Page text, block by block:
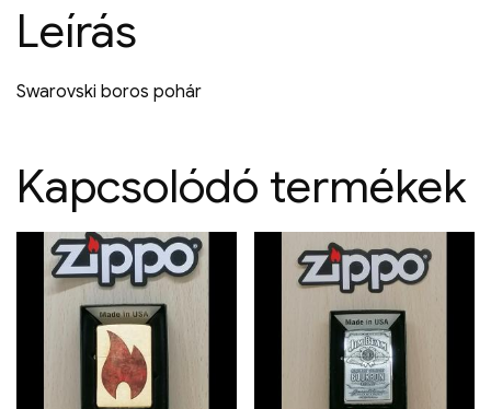
Leírás
Swarovski boros pohár
Kapcsolódó termékek